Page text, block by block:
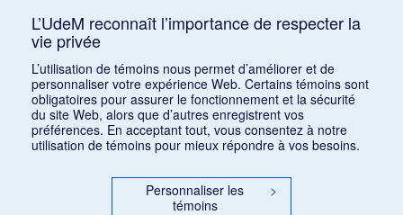
1 2
L’UdeM reconnaît l’importance de respecter la
vie privée
L’utilisation de témoins nous permet d’améliorer et de
personnaliser votre expérience Web. Certains témoins sont
obligatoires pour assurer le fonctionnement et la sécurité
du site Web, alors que d’autres enregistrent vos
préférences. En acceptant tout, vous consentez à notre
utilisation de témoins pour mieux répondre à vos besoins.
Personnaliser les
témoins
>